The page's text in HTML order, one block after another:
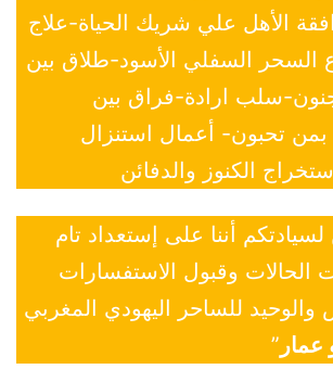
الأهل علي شريك الحياة-علاج
السحر السفلي الأسود-طلاق بين
سلب ارادة-فراق بين
بمن تحبون- أعمال استنزال
الكنوز والدفائن
أننا على إستعداد تام
الحالات وقبول الاستفسارات
للساحر اليهودي المغربي
”